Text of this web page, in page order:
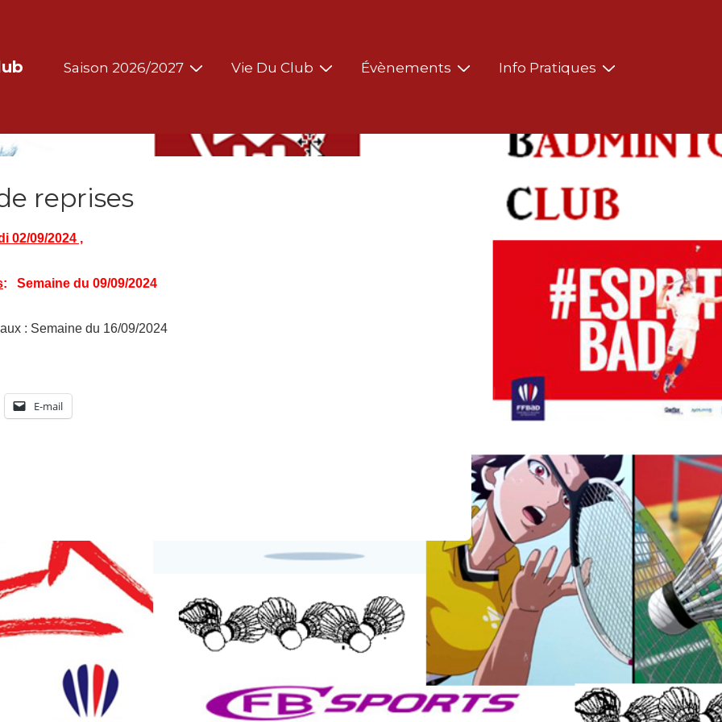
MainSaison 2026/2027 Vie Du Club Évènements Info Pratiques
reprises
02/09/2024 ,
: Semaine du 09/09/2024
: Semaine du 16/09/2024
E-mail